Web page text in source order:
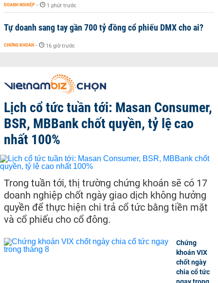
DOANH NGHIỆP - 1 phút trước
Tự doanh sang tay gần 700 tỷ đồng cổ phiếu DMX cho ai?
CHỨNG KHOÁN - 16 giờ trước
Lịch cổ tức tuần tới: Masan Consumer,
BSR, MBBank chốt quyền, tỷ lệ cao
nhất 100%
Trong tuần tới, thị trường chứng khoán sẽ có 17
doanh nghiệp chốt ngày giao dịch không hưởng
quyền để thực hiện chi trả cổ tức bằng tiền mặt
và cổ phiếu cho cổ đông.
Chứng
khoán VIX
chốt ngày
chia cổ tức